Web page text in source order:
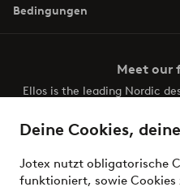
Deine Cookies,
Jotex nutzt obligatorische
funktioniert, sowie Cookies
Bedingungen
Meet our
Ellos is the leading Nordic
the latest trends, curated
effortless.